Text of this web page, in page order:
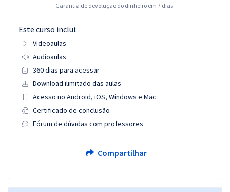
Garantia de devolução do dinheiro em 7 dias.
Este curso inclui:
Videoaulas
Audioaulas
360 dias para acessar
Download ilimitado das aulas
Acesso no Android, iOS, Windows e Mac
Certificado de conclusão
Fórum de dúvidas com professores
Compartilhar